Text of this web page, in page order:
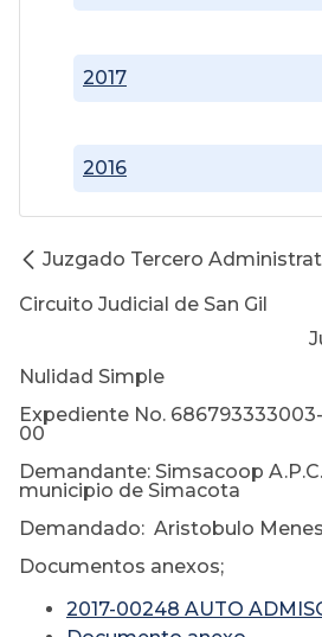
2016
2017
Juzgado Tercero
Circuito Judicial de San Gil
Nulidad Simple
Expediente No.
00
Demandante: Simsacoop
municipio de Simacota
Demandado: Aristobulo
Documentos anexos;
2017-00248 AUTO